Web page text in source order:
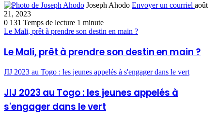
Joseph Ahodo Envoyer un courriel août
21, 2023
0 131 Temps de lecture 1 minute
Le Mali, prêt à prendre son destin en main ?
Le Mali, prêt à prendre son destin en main ?
JIJ 2023 au Togo : les jeunes appelés à s'engager dans le vert
JIJ 2023 au Togo : les jeunes appelés à
s'engager dans le vert